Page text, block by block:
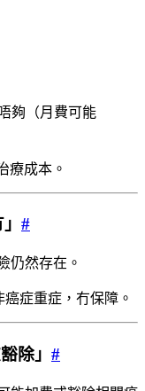
夠（月費可能
療成本。
#
仍然存在。
症重症，冇保障。
除」 #